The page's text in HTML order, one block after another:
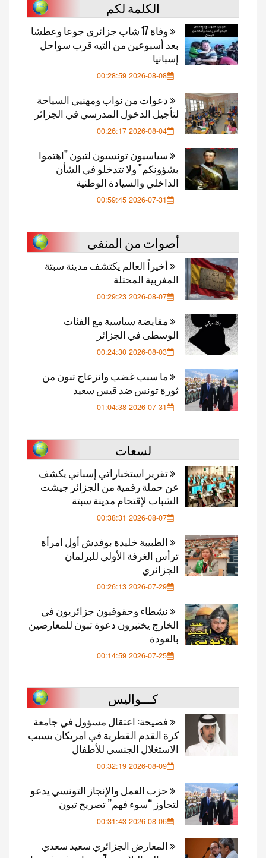
الكلمة لكم
وفاة 17 شاب جزائري جوعا وعطشا
بعد أسبوعين من التيه قرب سواحل
إسبانيا
2026-08-08 00:28:59
دعوات من نواب ومهنيي السياحة
لتأجيل الدخول المدرسي في الجزائر
2026-08-04 00:26:17
سياسيون تونسيون لتبون "اهتموا
بشؤونكم" ولا تتدخلو في الشأن
الداخلي والسيادة الوطنية
2026-07-31 00:59:45
أصوات من المنفى
أخيراً العالم يكتشف مدينة سبتة
المغربية المحتلة
2026-08-07 00:29:23
مقايضة سياسية مع الفئات
الوسطى في الجزائر
2026-08-03 00:24:30
ما سبب غضب وانزعاج تبون من
ثورة تونس ضد قيس سعيد
2026-07-31 01:04:38
لسعات
تقرير استخباراتي إسباني يكشف
عن حملة رقمية من الجزائر جيشت
الشباب لإقتحام مدينة سبتة
2026-08-07 00:38:31
الطبيبة خليدة بوفدش أول امرأة
ترأس الغرفة الأولى للبرلمان
الجزائري
2026-07-29 00:26:13
نشطاء وحقوقيون جزائريون في
الخارج يختبرون دعوة تبون للمعارضين
بالعودة
2026-07-25 00:14:59
كـــواليس
فضيحة: اعتقال مسؤول في جامعة
كرة القدم القطرية في امريكان بسبب
الاستغلال الجنسي للأطفال
2026-08-09 00:32:19
حزب العمل والإنجاز التونسي يدعو
لتجاوز “سوء فهم” تصريح تبون
2026-08-06 00:31:43
المعارض الجزائري سعيد سعدي